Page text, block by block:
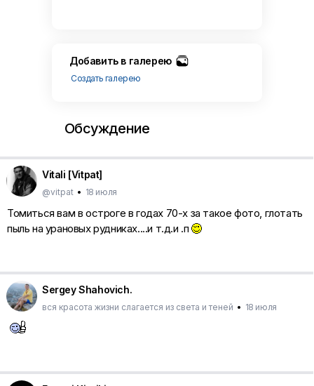
Добавить в галерею
Создать галерею
Обсуждение
Vitali [Vitpat]
@vitpat • 18 июля
Томиться вам в остроге в годах 70-х за такое фото, глотать
пыль на урановых рудниках....и т.д.и .п
Sergey Shahovich.
вся красота жизни слагается из света и теней • 18 июля